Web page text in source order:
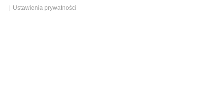
Ustawienia prywatności